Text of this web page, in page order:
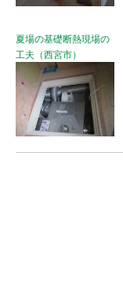
夏場の基礎断熱現場の
工夫（西宮市）